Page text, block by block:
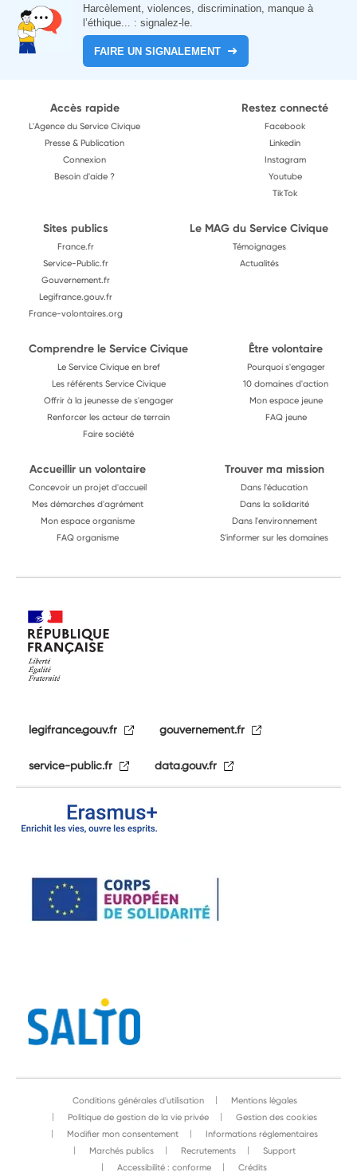
Harcèlement, violences, discrimination, manque à
l’éthique... : signalez-le.
FAIRE UN SIGNALEMENT
Accès rapide
L'Agence du Service Civique
Presse & Publication
Connexion
Besoin d'aide ?
Restez connecté
Facebook
Linkedin
Instagram
Youtube
TikTok
Sites publics
France.fr
Service-Public.fr
Gouvernement.fr
Legifrance.gouv.fr
France-volontaires.org
Le MAG du Service Civique
Témoignages
Actualités
Comprendre le Service Civique
Le Service Civique en bref
Les référents Service Civique
Offrir à la jeunesse de s'engager
Renforcer les acteur de terrain
Faire société
Être volontaire
Pourquoi s'engager
10 domaines d'action
Mon espace jeune
FAQ jeune
Accueillir un volontaire
Concevoir un projet d'accueil
Mes démarches d'agrément
Mon espace organisme
FAQ organisme
Trouver ma mission
Dans l'éducation
Dans la solidarité
Dans l'environnement
S'informer sur les domaines
legifrance.gouv.fr gouvernement.fr
service-public.fr data.gouv.fr
Conditions générales d'utilisation
Mentions légales
Politique de gestion de la vie privée
Gestion des cookies
Modifier mon consentement
Informations réglementaires
Marchés publics
Recrutements
Support
Accessibilité : conforme
Crédits